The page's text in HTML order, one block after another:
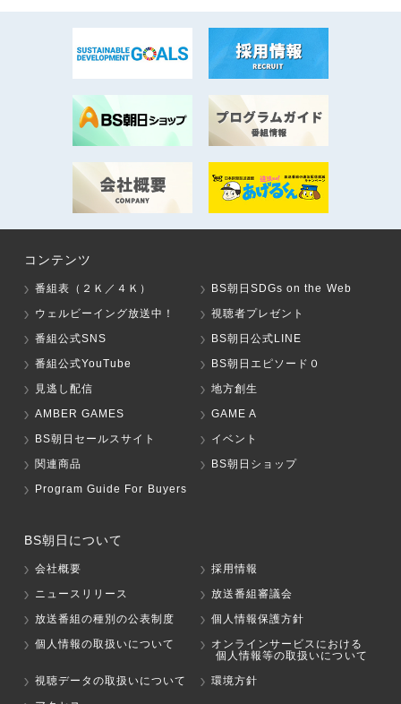
コンテンツ
番組表（２Ｋ／４Ｋ）
BS朝日SDGs on the Web
ウェルビーイング放送中！
視聴者プレゼント
番組公式SNS
BS朝日公式LINE
番組公式YouTube
BS朝日エピソード０
見逃し配信
地方創生
AMBER GAMES
GAME A
BS朝日セールスサイト
イベント
関連商品
BS朝日ショップ
Program Guide For Buyers
BS朝日について
会社概要
採用情報
ニュースリリース
放送番組審議会
放送番組の種別の公表制度
個人情報保護方針
個人情報の取扱いについて
オンラインサービスにおける
個人情報等の取扱いについて
視聴データの取扱いについて
環境方針